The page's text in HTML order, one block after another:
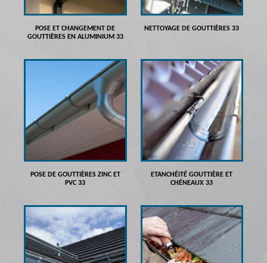
POSE ET CHANGEMENT DE
GOUTTIÈRES EN ALUMINIUM 33
NETTOYAGE DE GOUTTIÈRES 33
POSE DE GOUTTIÈRES ZINC ET
PVC 33
ETANCHÉITÉ GOUTTIÈRE ET
CHÉNEAUX 33